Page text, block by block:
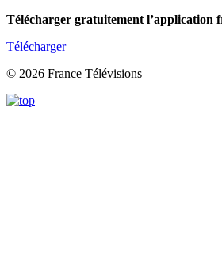
Télécharger gratuitement l’application
Télécharger
© 2026 France Télévisions